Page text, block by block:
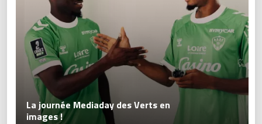
La journée Mediaday des Verts en
images !